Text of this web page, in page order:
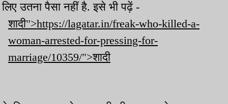
लिए उतना पैसा नहीं है. इसे भी पढ़ें -
शादी">https://lagatar.in/freak-who-killed-a-
woman-arrested-for-pressing-for-
marriage/10359/">शादी